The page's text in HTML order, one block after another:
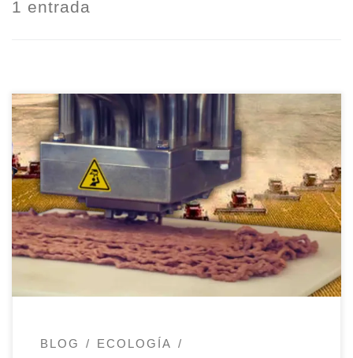
1 entrada
Hoy os quiero compartir un buenísimo
reportaje hecho por este canal de
YouTube: Amos Del Mundo. Siendo
vegana, agradezco que se expongan
estos temas. Yo no sabía sobre algunas
de las cosas que se dicen en este vídeo.
Una piensa que está comiendo algo rico y
que no perjudica a […]
BLOG
ECOLOGÍA